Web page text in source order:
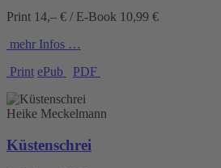
Print 14,– € / E-Book 10,99 €
mehr Infos …
Print ePub PDF
Heike Meckelmann
Küstenschrei